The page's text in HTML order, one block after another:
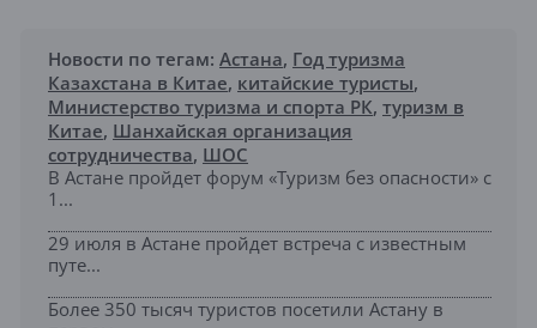
Новости по тегам: Астана, Год туризма
Казахстана в Китае, китайские туристы,
Министерство туризма и спорта РК, туризм в
Китае, Шанхайская организация
сотрудничества, ШОС
В Астане пройдет форум «Туризм без опасности» с
1...
29 июля в Астане пройдет встреча с известным
путе...
Более 350 тысяч туристов посетили Астану в